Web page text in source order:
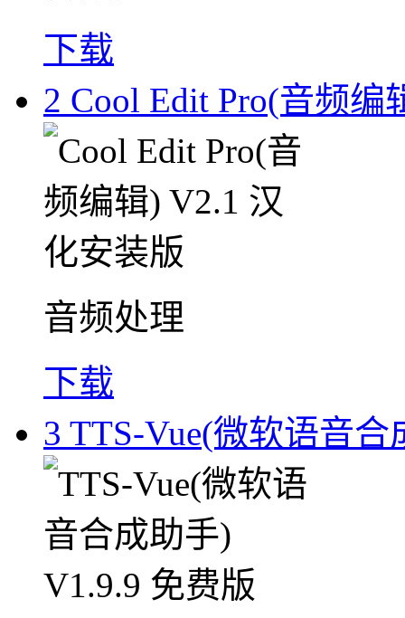
下载
2 Cool Edit Pro(音频编
音频处理
下载
3 TTS-Vue(微软语音